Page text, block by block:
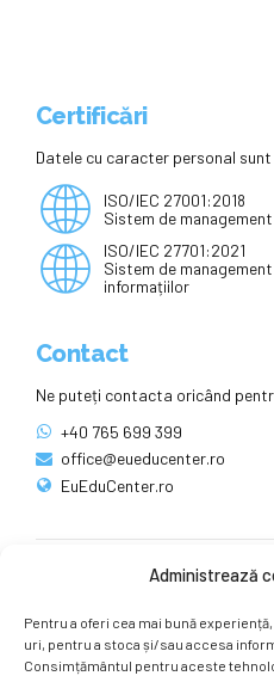
Administrează
Pentru a oferi cea mai bună
uri, pentru a stoca și/sau accesa
Consimțământul pentru aceste
Certificări
Datele cu caracter personal
ISO/IEC 27001:2018
Sistem de
ISO/IEC 27701:2021
Sistem de
informațiilor
Contact
Ne puteți contacta oricând
+40 765 699 399
office@eueducenter.ro
EuEduCenter.ro
Ne puteți găsi și pe rețelele